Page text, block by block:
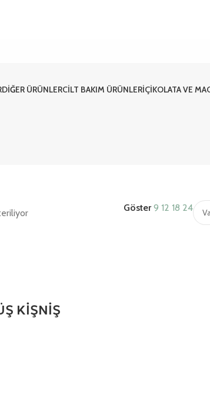
DIĞER ÜRÜNLERCILT BAKIM ÜRÜNLERIÇIKOLATA VE
Göster9 12 18 24
KİŞNİŞ